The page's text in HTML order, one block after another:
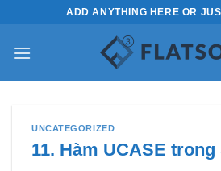
nội
ADD ANYTHING HERE OR
UNCATEGORIZED
11. Hàm UCASE trong